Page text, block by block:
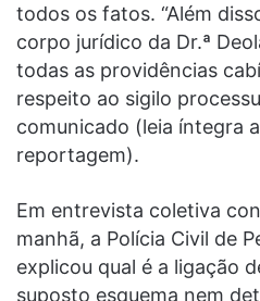
todos os fatos. “Além
corpo jurídico da Dr.ª
todas as providências
respeito ao sigilo
comunicado (leia íntegra
reportagem).
Em entrevista coletiva
manhã, a Polícia Civil de
explicou qual é a ligação
suposto esquema nem